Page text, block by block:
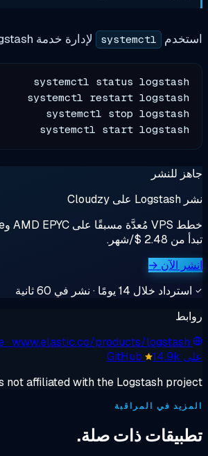
systemctl لإدارة خدمة Logstash:
systemctl status logstash
systemctl restart logstash
systemctl stop logstash
systemctl start
→
في 60 ثانية
Website· www.elastic.co/products/
Cloudzy is not affiliated with the
ذات صلة.